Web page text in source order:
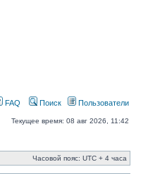
FAQ Поиск Пользователи
Текущее время: 08 авг 2026, 11:42
Часовой пояс: UTC + 4 часа